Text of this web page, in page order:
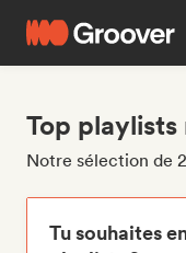
Top
Notre sélection de
Tu souhaites